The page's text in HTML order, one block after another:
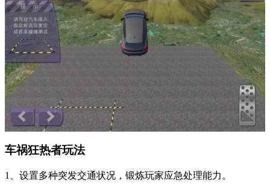
车祸狂热者玩法
1、设置多种突发交通状况，锻炼玩家应急处理能力。